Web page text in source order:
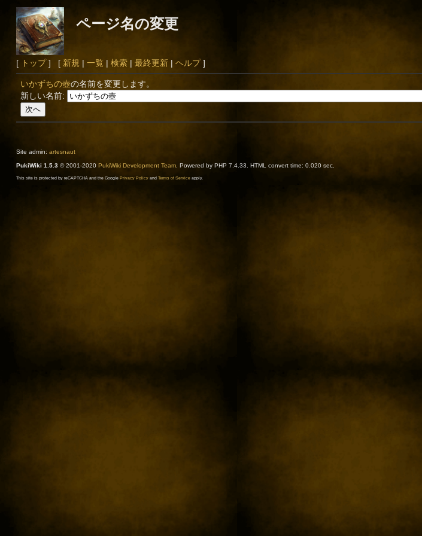
ページ名の変更
[ トップ] [ 新規 | 一覧 | 検索| 最終更新| ヘルプ]
いかずちの壺の名前を変更します。
新しい名前:
Site admin: artesnaut
PukiWiki 1.5.3© 2001-2020 PukiWiki Development Team. Powered by PHP 7.4.33. HTML convert time: 0.020 sec.
This site is protected by reCAPTCHA and the Google Privacy Policyand Terms of Serviceapply.